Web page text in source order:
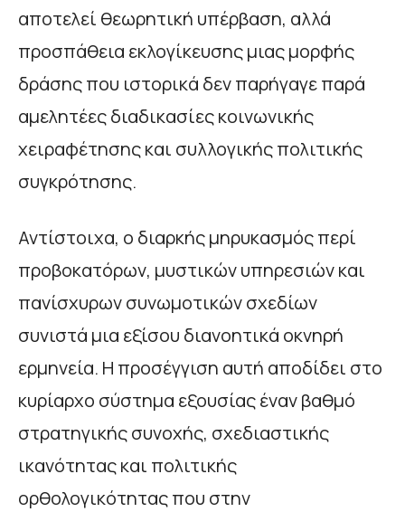
αποτελεί θεωρητική υπέρβαση, αλλά
προσπάθεια εκλογίκευσης μιας μορφής
δράσης που ιστορικά δεν παρήγαγε παρά
αμελητέες διαδικασίες κοινωνικής
χειραφέτησης και συλλογικής πολιτικής
συγκρότησης.
Αντίστοιχα, ο διαρκής μηρυκασμός περί
προβοκατόρων, μυστικών υπηρεσιών και
πανίσχυρων συνωμοτικών σχεδίων
συνιστά μια εξίσου διανοητικά οκνηρή
ερμηνεία. Η προσέγγιση αυτή αποδίδει στο
κυρίαρχο σύστημα εξουσίας έναν βαθμό
στρατηγικής συνοχής, σχεδιαστικής
ικανότητας και πολιτικής
ορθολογικότητας που στην